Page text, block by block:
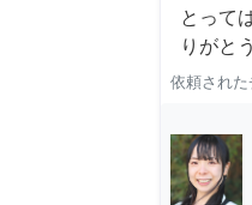
とって
りがと
依頼された